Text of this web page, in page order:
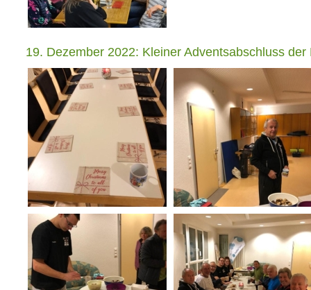
19. Dezember 2022: Kleiner Adventsabschluss